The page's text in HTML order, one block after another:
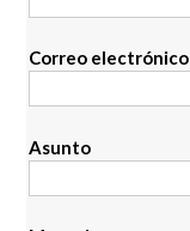
Correo electrónico
Asunto